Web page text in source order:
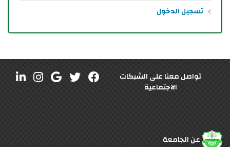
تسجيل الدخول
تواصل معنا على الشبكات
الاجتماعية
عن الجامعة